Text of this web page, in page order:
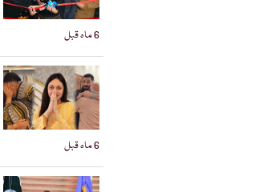
6 ماہ قبل
6 ماہ قبل